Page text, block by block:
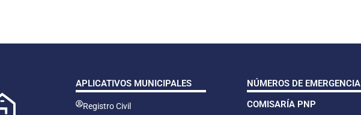
APLICATIVOS MUNICIPALES
Registro Civil
NÚMEROS DE EMERGENCIA
COMISARÍA PNP